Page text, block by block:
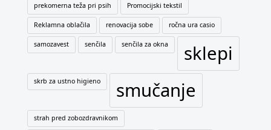
prekomerna teža pri psih Promocijski tekstil
Reklamna oblačila renovacija sobe ročna ura casio
samozavest senčila senčila za okna sklepi
skrb za ustno higieno smučanje
strah pred zobozdravnikom